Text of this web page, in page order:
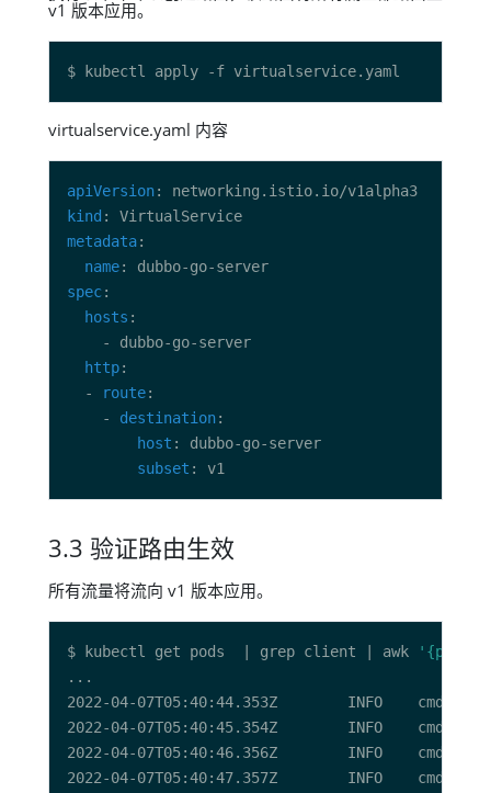
v1 版本应用。
virtualservice.yaml 内容
apiVersion
kind
metadata
name
spec
hosts
http
  -
route
    -
destination
host
subset
3.3 验证路由生效
所有流量将流向 v1 版本应用。
$ kubectl get pods  | grep client | awk
'{print
2022-04-07T05:40:44.353Z        INFO    cmd/
2022-04-07T05:40:45.354Z        INFO    cmd/
2022-04-07T05:40:46.356Z        INFO    cmd/
2022-04-07T05:40:47.357Z        INFO    cmd/